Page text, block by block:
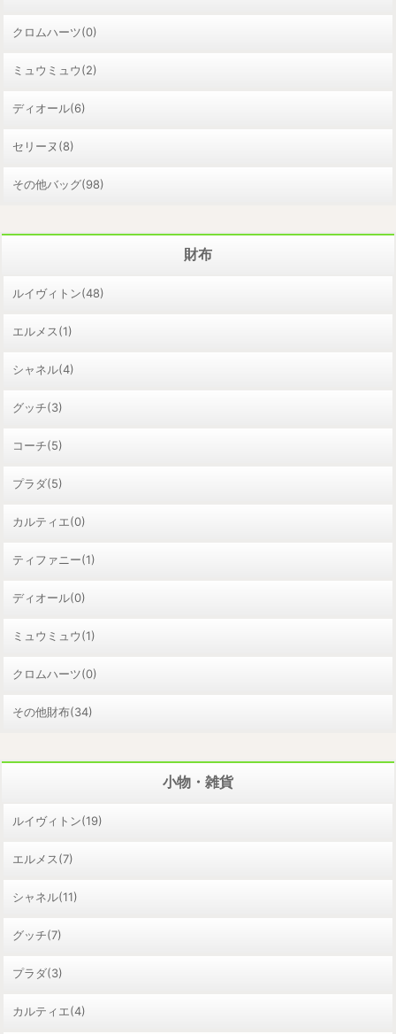
クロムハーツ(0)
ミュウミュウ(2)
ディオール(6)
セリーヌ(8)
その他バッグ(98)
財布
ルイヴィトン(48)
エルメス(1)
シャネル(4)
グッチ(3)
コーチ(5)
プラダ(5)
カルティエ(0)
ティファニー(1)
ディオール(0)
ミュウミュウ(1)
クロムハーツ(0)
その他財布(34)
小物・雑貨
ルイヴィトン(19)
エルメス(7)
シャネル(11)
グッチ(7)
プラダ(3)
カルティエ(4)